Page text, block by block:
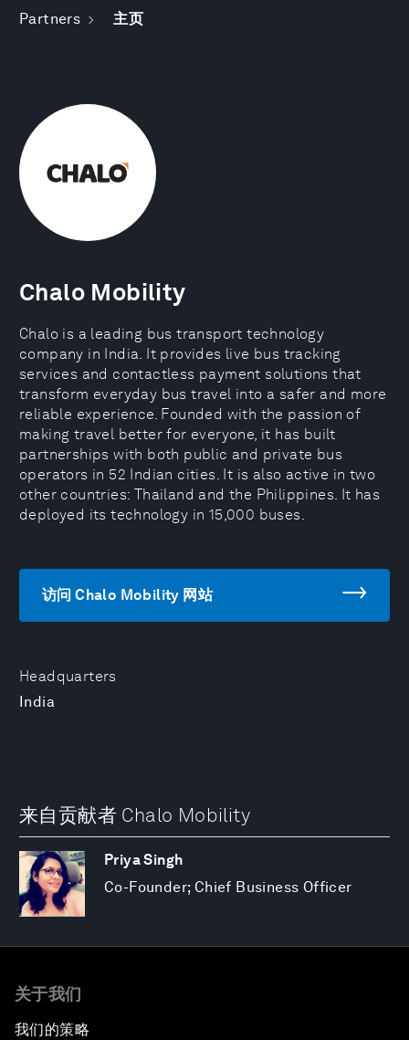
Partners 主页
Headquarters
India
Chalo Mobility
Chalo is a leading bus transport technology
company in India. It provides live bus tracking
services and contactless payment solutions that
transform everyday bus travel into a safer and more
reliable experience. Founded with the passion of
making travel better for everyone, it has built
partnerships with both public and private bus
operators in 52 Indian cities. It is also active in two
other countries: Thailand and the Philippines. It has
deployed its technology in 15,000 buses.
访问 Chalo Mobility 网站
来自贡献者 Chalo Mobility
Priya Singh
Co-Founder; Chief Business Officer
关于我们
我们的策略